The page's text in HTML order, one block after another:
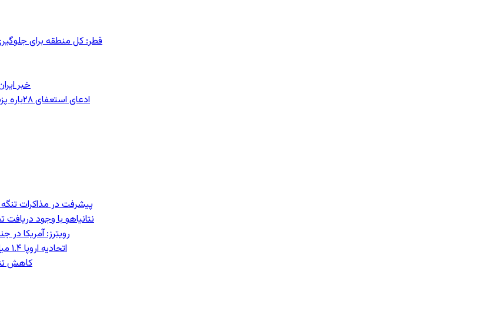
قطر: کل منطقه برای
خبر
ادعای استعفای ۲۸باره پزشکیان و هشدار مجتبی خامنه‌ای در روایت خرازی؛ رئیس‌جمهور تکذیب کرد
پیشرفت در مذاکرات تنگه
نتانیاهو با وجود
رویترز: آمریکا
اتحادیه اروپا ۱.۴ میلیارد یورو از سود دارایی‌های مسدودشده روسیه را به اوکراین ‏اختصاص داد
کاهش تنش میان